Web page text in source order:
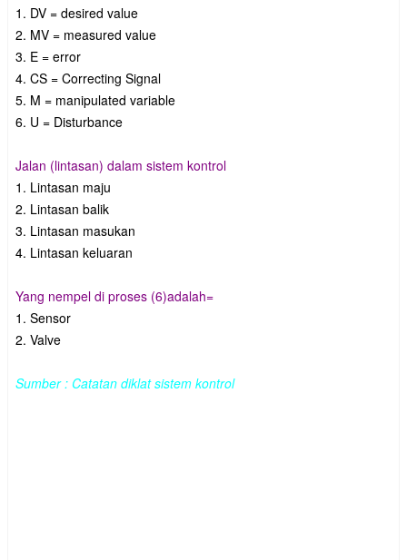
1. DV = desired value
2. MV = measured value
3. E = error
4. CS = Correcting Signal
5. M = manipulated variable
6. U = Disturbance
Jalan (lintasan) dalam sistem kontrol
1. Lintasan maju
2. Lintasan balik
3. Lintasan masukan
4. Lintasan keluaran
Yang nempel di proses (6)adalah=
1. Sensor
2. Valve
Sumber : Catatan diklat sistem kontrol